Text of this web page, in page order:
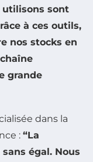
utilisons sont
à ces outils,
nos stocks en
grande
dans la
: “La
égal. Nous